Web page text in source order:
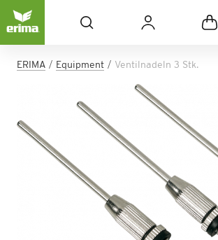
ERIMA Equipment Ventilnadeln 3 Stk.